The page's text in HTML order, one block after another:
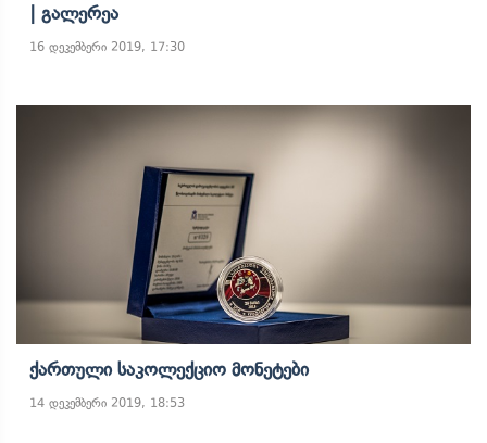
| Გალერეა
16 დეკემბერი 2019, 17:30
Ქართული Საკოლექციო Მონეტები
14 დეკემბერი 2019, 18:53